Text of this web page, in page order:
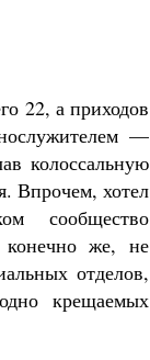
22, а приходов
—
колоссальную
Впрочем, хотел
сообщество
конечно же, не
отделов,
крещаемых